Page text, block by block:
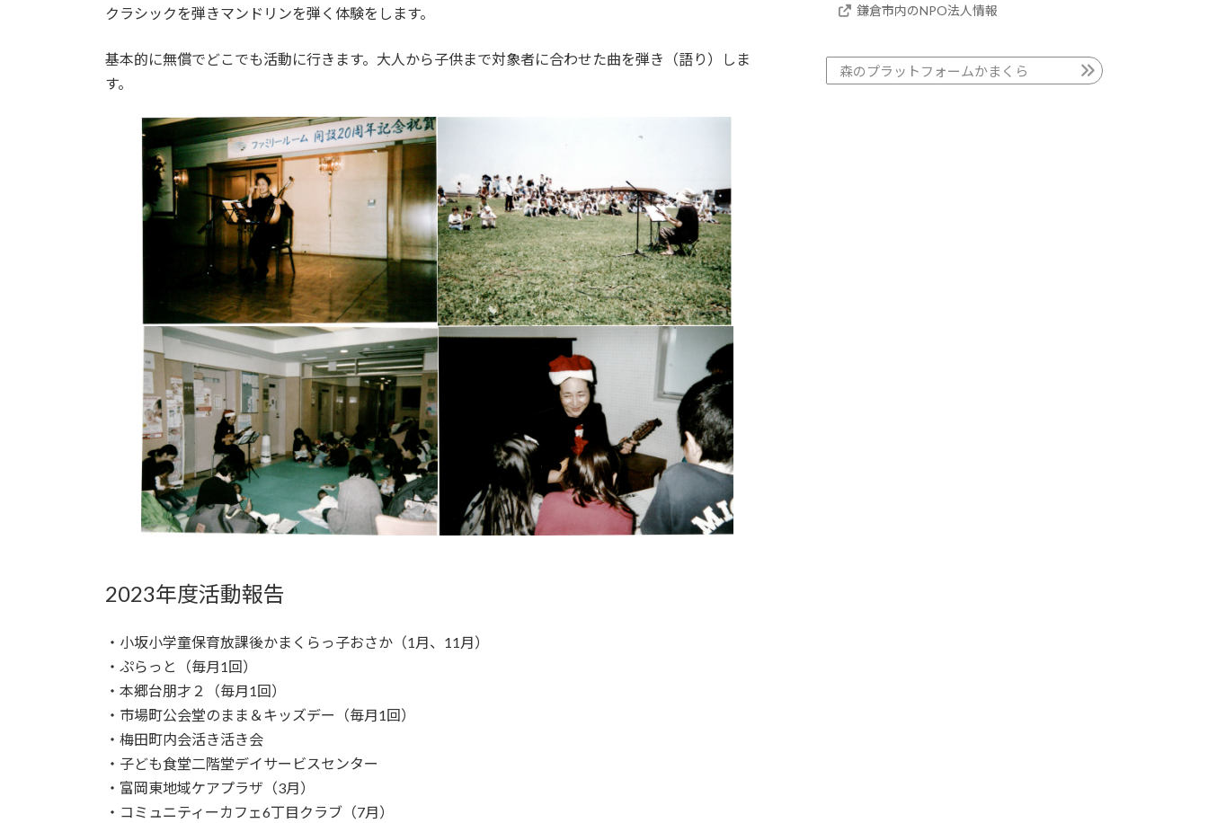
クラシックを弾きマンドリンを弾く体験をします。
基本的に無償でどこでも活動に行きます。大人から子供まで対象者に合わせた曲を弾き（語り）しま
す。
2023年度活動報告
・小坂小学童保育放課後かまくらっ子おさか（1月、11月）
・ぷらっと（毎月1回）
・本郷台朋才２（毎月1回）
・市場町公会堂のまま＆キッズデー（毎月1回）
・梅田町内会活き活き会
・子ども食堂二階堂デイサービスセンター
・富岡東地域ケアプラザ（3月）
・コミュニティーカフェ6丁目クラブ（7月）
鎌倉市内のNPO法人情報
森のプラットフォームかまくら